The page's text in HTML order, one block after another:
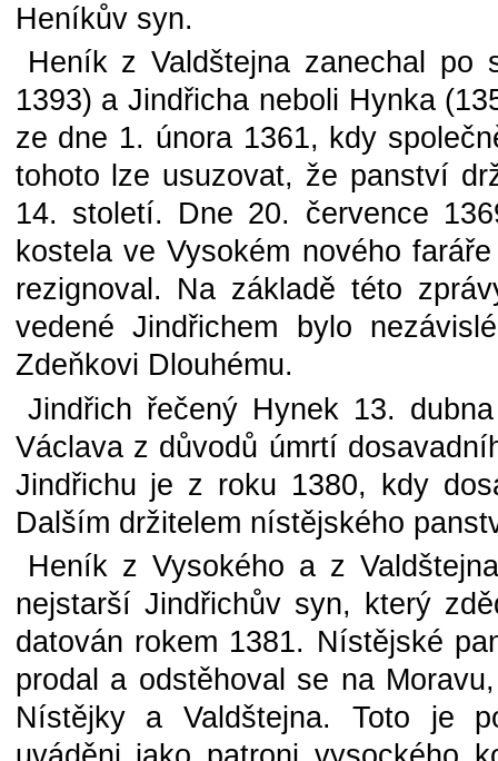
Heníkův syn.
Heník z Valdštejna zanechal po
1393) a Jindřicha neboli Hynka
ze dne 1. února 1361, kdy
tohoto lze usuzovat, že panství
14. století. Dne 20. července
kostela ve Vysokém nového
rezignoval. Na základě této
vedené Jindřichem bylo
Zdeňkovi Dlouhému.
Jindřich řečený Hynek 13.
Václava z důvodů úmrtí
Jindřichu je z roku 1380, kdy
Dalším držitelem nístějského
Heník z Vysokého a z
nejstarší Jindřichův syn, který
datován rokem 1381. Nístějské
prodal a odstěhoval se na
Nístějky a Valdštejna. Toto je